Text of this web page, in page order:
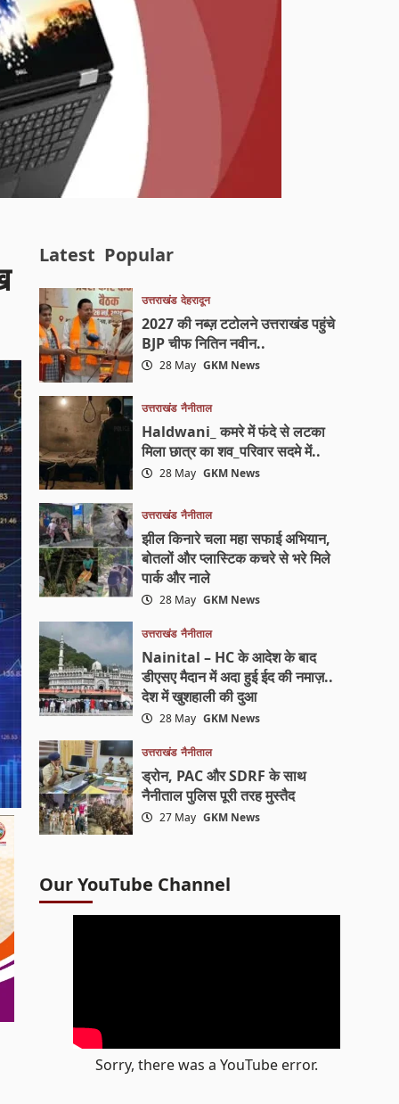
Latest Popular
उत्तराखंड देहरादून
2027 की नब्ज़ टटोलने उत्तराखंड पहुंचे
BJP चीफ नितिन नवीन..
28 May GKM News
उत्तराखंड नैनीताल
Haldwani_ कमरे में फंदे से लटका
मिला छात्र का शव_परिवार सदमे में..
28 May GKM News
उत्तराखंड नैनीताल
झील किनारे चला महा सफाई अभियान,
बोतलों और प्लास्टिक कचरे से भरे मिले
पार्क और नाले
28 May GKM News
उत्तराखंड नैनीताल
Nainital – HC के आदेश के बाद
डीएसए मैदान में अदा हुई ईद की नमाज़..
देश में खुशहाली की दुआ
28 May GKM News
उत्तराखंड नैनीताल
ड्रोन, PAC और SDRF के साथ
नैनीताल पुलिस पूरी तरह मुस्तैद
27 May GKM News
Our YouTube Channel
Sorry, there was a YouTube error.